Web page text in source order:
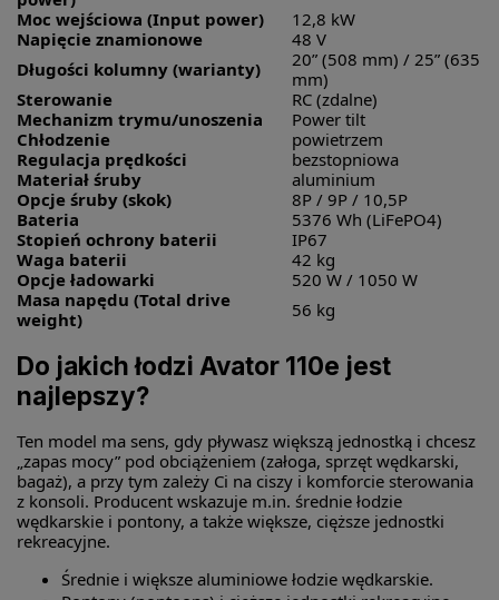
Moc wejściowa (Input power)
12,8 kW
Napięcie znamionowe
48 V
Długości kolumny (warianty)
20” (508 mm) / 25” (635
mm)
Sterowanie
RC (zdalne)
Mechanizm trymu/unoszenia
Power tilt
Chłodzenie
powietrzem
Regulacja prędkości
bezstopniowa
Materiał śruby
aluminium
Opcje śruby (skok)
8P / 9P / 10,5P
Bateria
5376 Wh (LiFePO4)
Stopień ochrony baterii
IP67
Waga baterii
42 kg
Opcje ładowarki
520 W / 1050 W
Masa napędu (Total drive
weight)
56 kg
Do jakich łodzi Avator 110e jest
najlepszy?
Ten model ma sens, gdy pływasz większą jednostką i chcesz
„zapas mocy” pod obciążeniem (załoga, sprzęt wędkarski,
bagaż), a przy tym zależy Ci na ciszy i komforcie sterowania
z konsoli. Producent wskazuje m.in. średnie łodzie
wędkarskie i pontony, a także większe, cięższe jednostki
rekreacyjne.
Średnie i większe aluminiowe łodzie wędkarskie.